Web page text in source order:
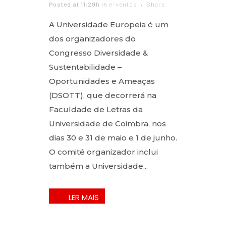
Posted at 11:29h in e-ventos Share
A Universidade Europeia é um
dos organizadores do
Congresso Diversidade &
Sustentabilidade –
Oportunidades e Ameaças
(DSOTT), que decorrerá na
Faculdade de Letras da
Universidade de Coimbra, nos
dias 30 e 31 de maio e 1 de junho.
O comité organizador inclui
também a Universidade...